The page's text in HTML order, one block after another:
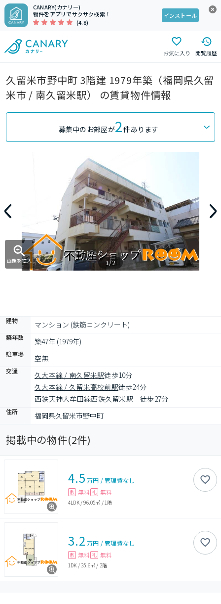
CANARY(カナリー)
物件をアプリでサクサク検索！
(4.8)
インストール
お気に入り 閲覧履歴
久留米市野中町 3階建 1979年築（福岡県久留
米市 / 南久留米駅） の賃貸物件情報
募集中のお部屋が2件あります
画像を拡大 1/2
建物 マンション (鉄筋コンクリート)
築年数 築47年 (1979年)
駐車場 空無
交通 久大本線 / 南久留米駅徒歩10分
久大本線 / 久留米高校前駅徒歩24分
西鉄天神大牟田線西鉄久留米駅　徒歩27分
住所 福岡県久留米市野中町
掲載中の物件(2件)
4.5 万円 /管理費なし
敷 無料 礼 無料
4LDK/96.05㎡ / 1階
3.2 万円 /管理費なし
敷 無料 礼 無料
1DK /35.6㎡ / 2階